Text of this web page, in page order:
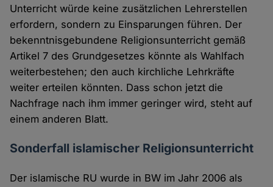
Unterricht würde keine zusätzlichen Lehrerstellen
erfordern, sondern zu Einsparungen führen. Der
bekenntnisgebundene Religionsunterricht gemäß
Artikel 7 des Grundgesetzes könnte als Wahlfach
weiterbestehen; den auch kirchliche Lehrkräfte
weiter erteilen könnten. Dass schon jetzt die
Nachfrage nach ihm immer geringer wird, steht auf
einem anderen Blatt.
Sonderfall islamischer Religionsunterricht
Der islamische RU wurde in BW im Jahr 2006 als